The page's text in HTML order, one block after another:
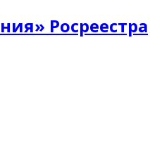
Росреестра